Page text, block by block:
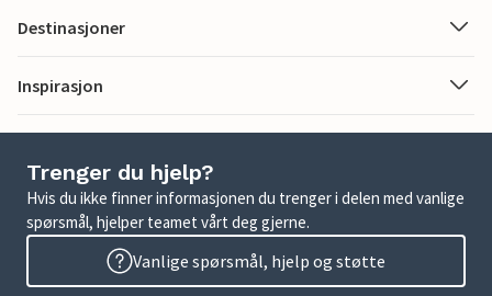
Destinasjoner
Inspirasjon
Trenger du hjelp?
Hvis du ikke finner informasjonen du trenger i delen med vanlige
spørsmål, hjelper teamet vårt deg gjerne.
Vanlige spørsmål, hjelp og støtte